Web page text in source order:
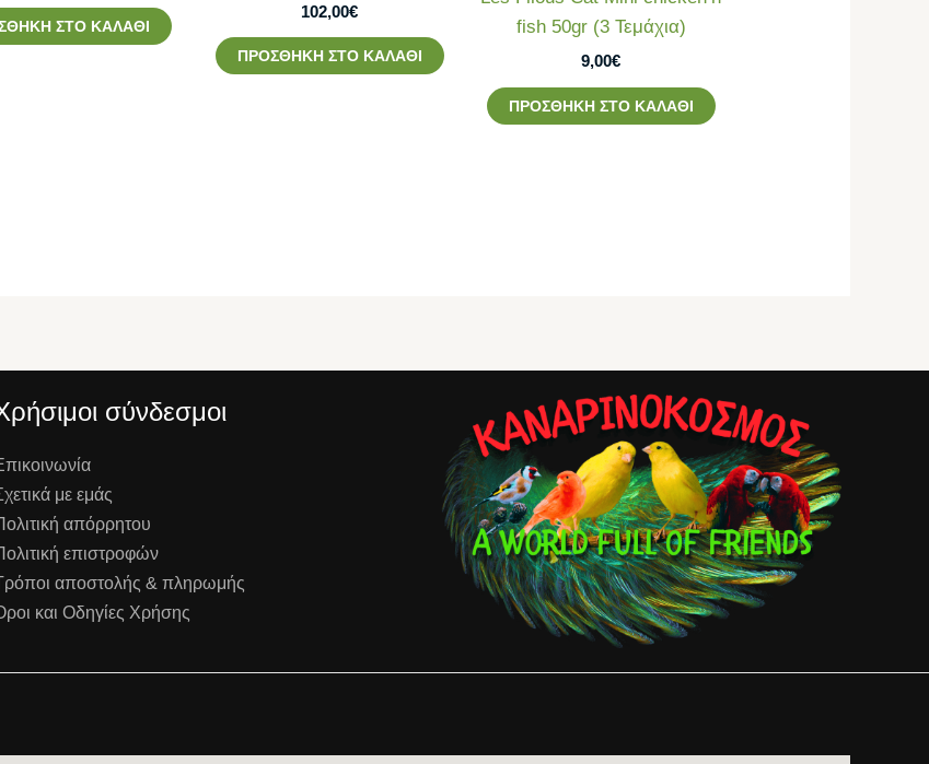
ΣΤΟ ΚΑΛΆΘΙ
102,00€
ΠΡΟΣΘΉΚΗ ΣΤΟ ΚΑΛΆΘΙ
fish 50gr (3 Τεμάχια)
9,00€
ΠΡΟΣΘΉΚΗ ΣΤΟ ΚΑΛΆΘΙ
σύνδεσμοι
με εμάς
απόρρητου
επιστροφών
αποστολής & πληρωμής
και Οδηγίες Χρήσης